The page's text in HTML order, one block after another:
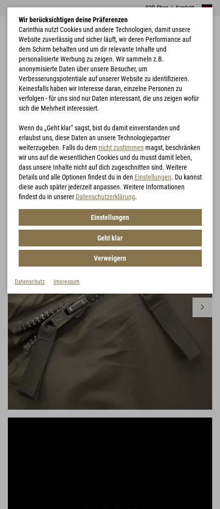
B2B Shop|Kontakt
Home Schlafsäcke Tropen
Wir berücksichtigen deine Präferenzen
Carinthia nutzt Cookies und andere Technologien, damit unsere
Website zuverlässig und sicher läuft, wir deren Performance auf
dem Schirm behalten und um dir relevante Inhalte und
personalisierte Werbung zu zeigen. Wir sammeln z.B.
anonymisierte Daten über unsere Besucher, um
Verbesserungspotentiale auf unserer Website zu identifizieren.
Keinesfalls haben wir Interesse daran, einzelne Personen zu
verfolgen - für uns sind nur Daten interessant, die uns zeigen wofür
sich die Mehrheit interessiert.
Wenn du „Geht klar“ sagst, bist du damit einverstanden und
erlaubst uns, diese Daten an unsere Technologiepartner
weiterzugeben. Falls du dem nicht zustimmen magst, beschränken
wir uns auf die wesentlichen Cookies und du musst damit leben,
dass unsere Inhalte nicht auf dich zugeschnitten sind. Weitere
Details und alle Optionen findest du in den Einstellungen. Du kannst
diese auch später jederzeit anpassen. Weitere Informationen
findest du in unserer Datenschutzerklärung.
Einstellungen
Geht klar
Verweigern
Datenschutz Impressum